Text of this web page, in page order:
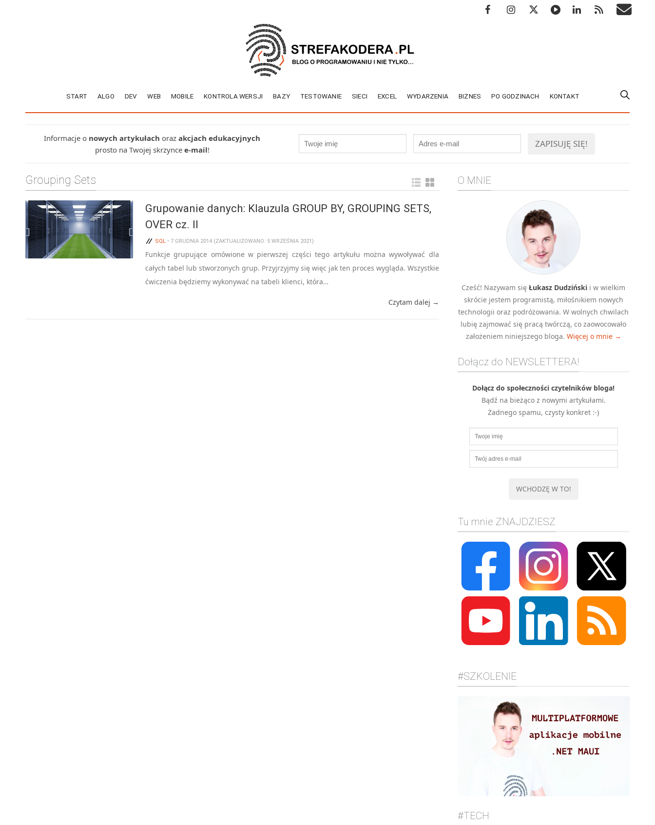
START ALGO DEV WEB MOBILE KONTROLA WERSJI BAZY TESTOWANIE SIECI EXCEL WYDARZENIA BIZNES PO GODZINACH KONTAKT
Informacje o nowych artykułach oraz akcjach edukacyjnych
prosto na Twojej skrzynce e-mail!
Grouping Sets
Grupowanie danych: Klauzula GROUP BY, GROUPING SETS,
OVER cz. II
SQL• 7 GRUDNIA 2014 (ZAKTUALIZOWANO: 5 WRZEŚNIA 2021)
Funkcje grupujące omówione w pierwszej części tego artykułu można wywoływać dla
całych tabel lub stworzonych grup. Przyjrzyjmy się więc jak ten proces wygląda. Wszystkie
ćwiczenia będziemy wykonywać na tabeli klienci, która…
Czytam dalej →
O MNIE
Cześć! Nazywam sięŁukasz Dudziński i w wielkim
skrócie jestem programistą, miłośnikiem nowych
technologii oraz podróżowania. W wolnych chwilach
lubię zajmować się pracą twórczą, co zaowocowało
założeniem niniejszego bloga. Więcej o mnie →
Dołącz do NEWSLETTERA!
Dołącz do społeczności czytelników bloga!
Bądź na bieżąco z nowymi artykułami.
Żadnego spamu, czysty konkret :-)
Tu mnie ZNAJDZIESZ
#SZKOLENIE
#TECH